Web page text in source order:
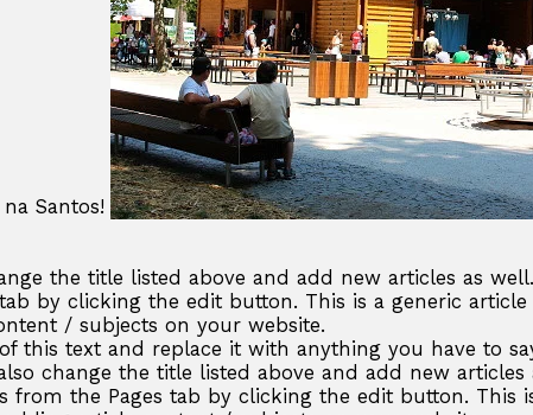
Santos!
the title listed above and add new articles as
by clicking the edit button. This is a generic
/ subjects on your website.
this text and replace it with anything you have to
change the title listed above and add new articles
from the Pages tab by clicking the edit button. This